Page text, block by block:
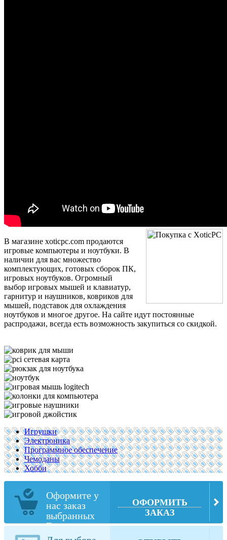
В магазине xoticpc.com продаются
игровые компьютеры и ноутбуки. В
наличии для вас множество
комплектующих, готовых сборок ПК,
игровых ноутбуков. Огромный
выбор игровых мышей и клавиатур,
гарнитур и наушников, ковриков для
мышей, подставок для охлаждения
ноутбуков и многое другое. На сайте идут постоянные
распродажи, всегда есть возможность закупиться со скидкой.
Игрушки
Электроника
Программное обеспечение
Чемоданы
Хобби
Оформите у
нас заказ
выбранных
Вами товаров
из XoticPC
ОФОРМИТЬ
ЗАКАЗ